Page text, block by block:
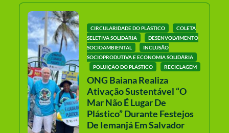
CIRCULARIDADE DO PLÁSTICO
COLETA
SELETIVA SOLIDÁRIA
DESENVOLVIMENTO
SOCIOAMBIENTAL
INCLUSÃO
SOCIOPRODUTIVA E ECONOMIA SOLIDÁRIA
POLUIÇÃO DO PLÁSTICO
RECICLAGEM
ONG Baiana Realiza
Ativação Sustentável “O
Mar Não É Lugar De
Plástico” Durante Festejos
De Iemanjá Em Salvador